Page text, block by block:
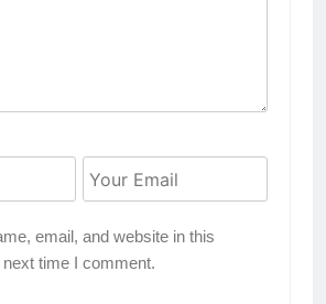
email, and website in this
time I comment.